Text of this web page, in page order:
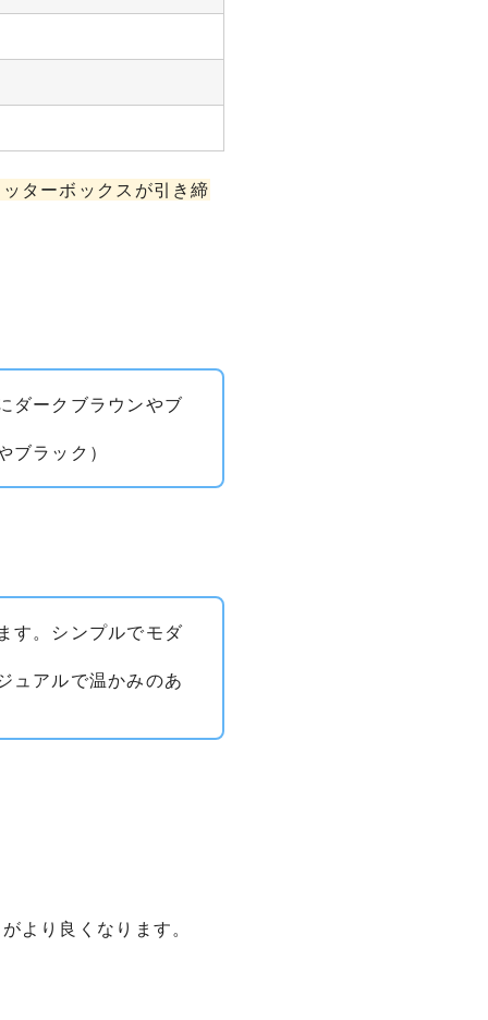
ターボックスが引き締
ダークブラウンやブ
ブラック）
す。シンプルでモダ
ュアルで温かみのあ
より良くなります。